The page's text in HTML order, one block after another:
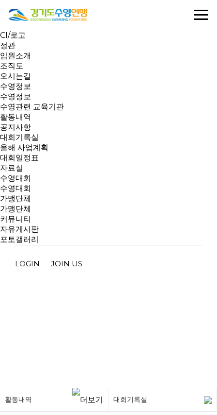
인사말
CI/로고
정관
임원소개
조직도
오시는길
수영정보
수영정보
수영관련 교육기관
활동내역
공지사항
대회기록실
올해 사업계획
대회일정표
자료실
수영대회
수영대회
가맹단체
가맹단체
커뮤니티
자유게시판
포토갤러리
LOGIN JOIN US
활동내역 대회기록실